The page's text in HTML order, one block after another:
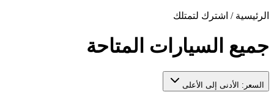
الرئيسية / اشترك لتمتلك
جميع السيارات المتاحة
السعر: الأدنى إلى الأعلى